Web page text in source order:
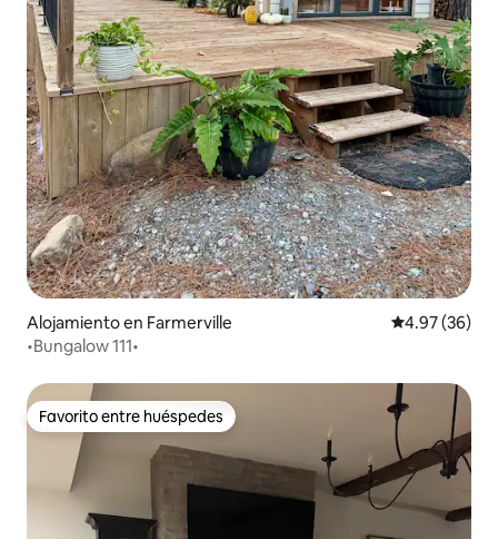
Alojamiento en Farmerville Calificación
4.97 (36)
•Bungalow 111•
Favorito entre huéspedes
Favorito entre huéspedes